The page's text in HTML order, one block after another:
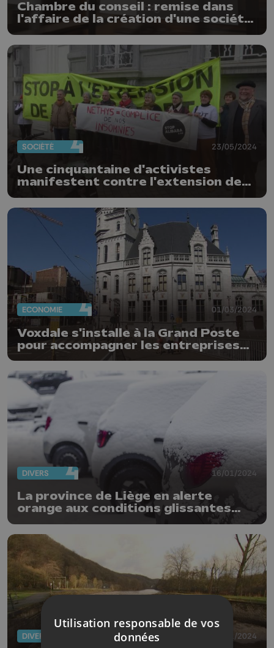
Chambre du conseil : remise dans
l'affaire de la création d'une société
Nethys
SOCIÉTÉ 23/05/2024
Une cinquantaine d'activistes
manifestent contre l'extension de
ECONOMIE 01/03/2024
Voxdale s'installe à la Grand Poste
pour accompagner les entreprises
liégeoises
DIVERS 16/01/2024
La province de Liège en alerte
orange aux conditions glissantes
DIVERS 04/01/2024
Utilisation responsable de vos
données